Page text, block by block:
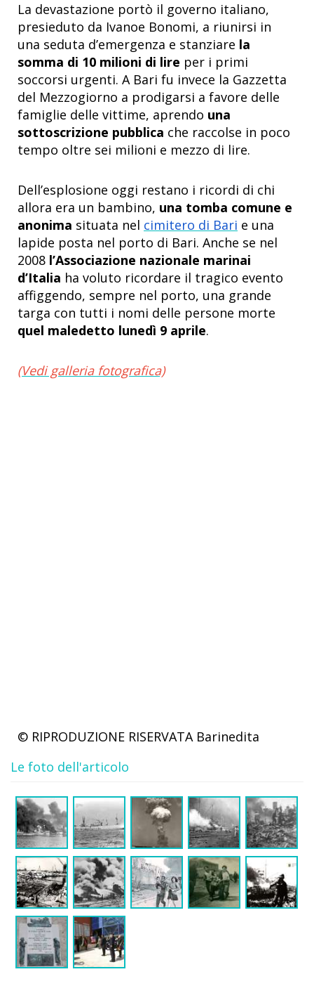
La devastazione portò il governo italiano,
presieduto da Ivanoe Bonomi, a riunirsi in
una seduta d’emergenza e stanziare la
somma di 10 milioni di lire per i primi
soccorsi urgenti. A Bari fu invece la Gazzetta
del Mezzogiorno a prodigarsi a favore delle
famiglie delle vittime, aprendo una
sottoscrizione pubblica che raccolse in poco
tempo oltre sei milioni e mezzo di lire.
Dell’esplosione oggi restano i ricordi di chi
allora era un bambino, una tomba comune e
anonima situata nel cimitero di Bari e una
lapide posta nel porto di Bari. Anche se nel
2008 l’Associazione nazionale marinai
d’Italia ha voluto ricordare il tragico evento
affiggendo, sempre nel porto, una grande
targa con tutti i nomi delle persone morte
quel maledetto lunedì 9 aprile.
(Vedi galleria fotografica)
© RIPRODUZIONE RISERVATA Barinedita
Le foto dell'articolo